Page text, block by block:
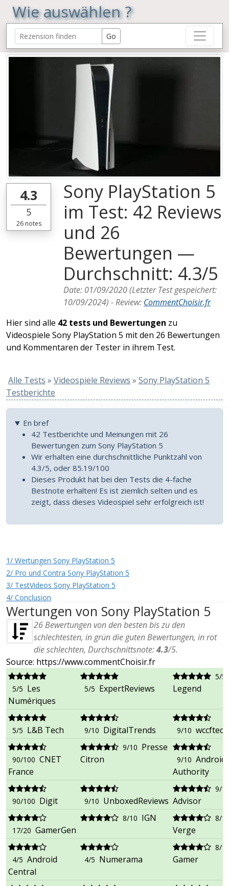
Wie auswählen ?
4.3
5
26notes
Sony PlayStation 5
im Test: 42 Reviews
und 26
Bewertungen —
Durchschnitt: 4.3/5
Date: 01/09/2020(Letzter Test gespeichert:
10/09/2024) -Review: CommentChoisir.fr
Hier sind alle 42 tests und Bewertungen zu
Videospiele Sony PlayStation 5 mit den 26 Bewertungen
und Kommentaren der Tester in ihrem Test.
Alle Tests » Videospiele Reviews » Sony PlayStation 5
Testberichte
En bref
42 Testberichte und Meinungen mit 26
Bewertungen zum Sony PlayStation 5
Wir erhalten eine durchschnittliche Punktzahl von
4.3/5, oder 85.19/100
Dieses Produkt hat bei den Tests die 4-fache
Bestnote erhalten! Es ist ziemlich selten und es
zeigt, dass dieses Videospiel sehr erfolgreich ist!
1/ Wertungen Sony PlayStation 5
2/ Pro und Contra Sony PlayStation 5
3/ TestVideos Sony PlayStation 5
4/ Conclusion
Wertungen von Sony PlayStation 5
26Bewertungen von den besten bis zu den
schlechtesten, in grün die guten Bewertungen, in rot
die schlechten, Durchschnittsnote:4.3/5.
Source: https://www.commentChoisir.fr
5/5 Les
Numériques
5/5 ExpertReviews
5/5
Legend
5/5 L&B Tech 9/10 DigitalTrends 9/10 wccftech
90/100 CNET
France
9/10 Presse
Citron
9/10 Android
Authority
90/100 Digit 9/10 UnboxedReviews
9/
Advisor
17/20 GamerGen
8/10 IGN 8/
Verge
4/5 Android
Central
4/5 Numerama
8/
Gamer